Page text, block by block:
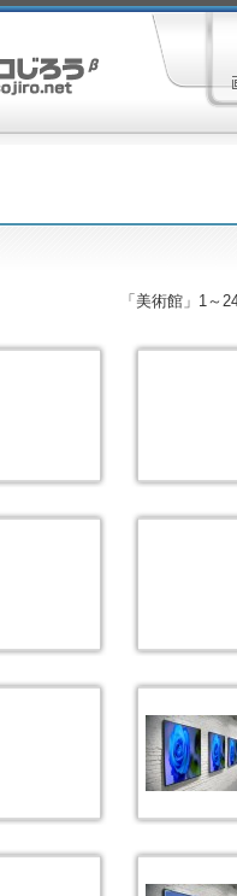
「美術館」1～